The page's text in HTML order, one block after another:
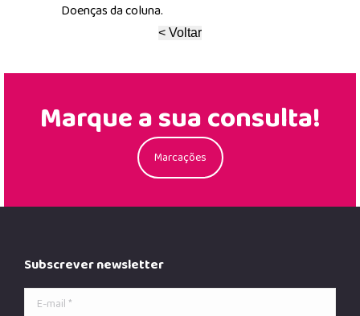
Doenças da coluna.
Marque a sua consulta!
Marcações
Subscrever newsletter
E-mail *